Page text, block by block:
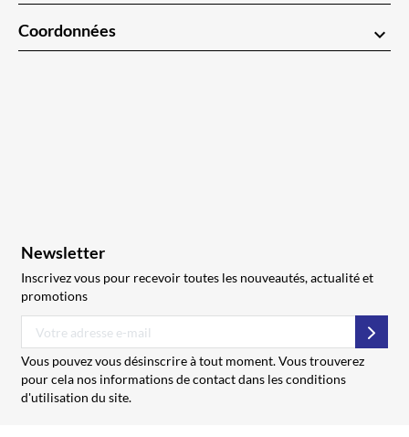
Coordonnées keyboard_arrow_down
Newsletter
Inscrivez vous pour recevoir toutes les nouveautés, actualité et
promotions
Vous pouvez vous désinscrire à tout moment. Vous trouverez
pour cela nos informations de contact dans les conditions
d'utilisation du site.